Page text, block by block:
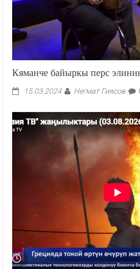
Кяманче байыркы перс
15.03.2024 Негмат Гиясов